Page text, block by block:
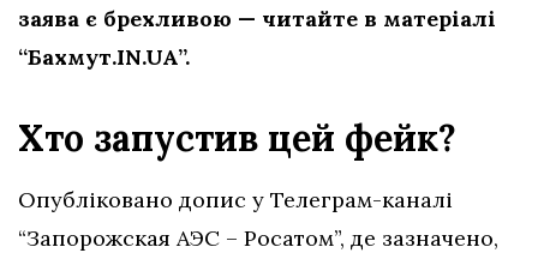
заява є брехливою — читайте в матеріалі
“Бахмут.IN.UA”.
Хто запустив цей фейк?
Опубліковано допис у Телеграм-каналі
“Запорожская АЭС – Росатом”, де зазначено,